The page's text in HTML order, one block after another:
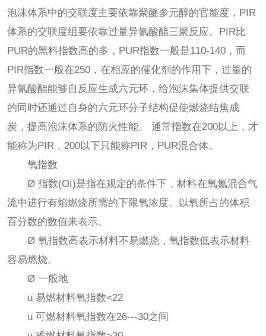
泡沫体系中的交联度主要依靠聚醚多元醇的官能度，PIR
体系的交联度组要依靠过量异氰酸酯三聚反应。PIR比
PUR的黑料指数高的多，PUR指数一般是110-140，而
PIR指数一般在250，在相应的催化剂的作用下，过量的
异氰酸酯能够自反应生成六元环，给泡沫集体提供交联
的同时还通过自身的六元环分子结构促使燃烧结焦成
炭，提高泡沫体系的防火性能。 通常指数在200以上，才
能称为PIR，200以下只能称PIR，PUR混合体。
氧指数
Ø 指数(OI)是指在规定的条件下，材料在氧氮混合气
流中进行有焰燃烧所需的下限氧浓度。以氧所占的体积
百分数的数值来表示。
Ø 氧指数高表示材料不易燃烧，氧指数低表示材料
容易燃烧。
Ø 一般地
u 易燃材料氧指数<22
u 可燃材料氧指数在26---30之间